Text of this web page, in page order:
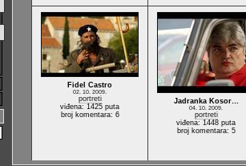
Fidel Castro
02. 10. 2009.
portreti
viđena: 1425 puta
broj komentara: 6
Jadranka Kosor…
04. 10. 2009.
portreti
viđena: 1448 puta
broj komentara: 5